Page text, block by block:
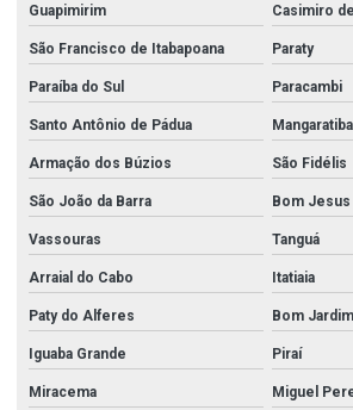
Guapimirim Casimiro
São Francisco de Itabapoana Paraty
Paraíba do Sul Paracambi
Santo Antônio de Pádua Mangaratiba
Armação dos Búzios São Fidélis
São João da Barra Bom Jesus
Vassouras Tanguá
Arraial do Cabo Itatiaia
Paty do Alferes Bom Jardim
Iguaba Grande Piraí
Miracema Miguel